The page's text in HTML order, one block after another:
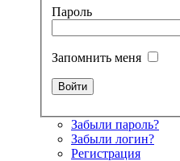
Пароль
Запомнить меня
Забыли пароль?
Забыли логин?
Регистрация